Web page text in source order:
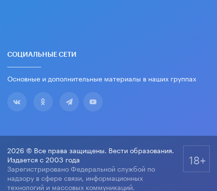
СОЦИАЛЬНЫЕ СЕТИ
Основные и дополнительные материалы в наших группах
2026 © Все права защищены. Вести образования.
Издается с 2003 года
Зарегистрировано Федеральной службой по
надзору в сфере связи, информационных
технологий и массовых коммуникаций.
18+